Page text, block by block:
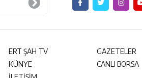
ERT ŞAH TV
GAZETELER
KÜNYE
CANLI BORSA